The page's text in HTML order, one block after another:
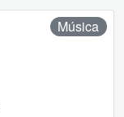
Música